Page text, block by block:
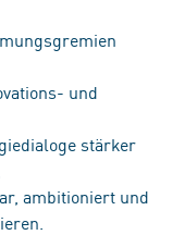
und
stärker
ambitioniert und